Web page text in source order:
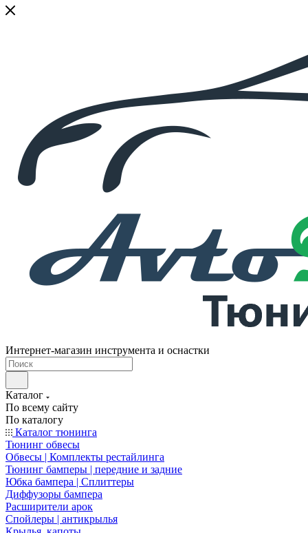
Интернет-магазин инструмента и оснастки
Каталог
По всему сайту
По каталогу
Каталог тюнинга
Тюнинг обвесы
Обвесы | Комплекты рестайлинга
Тюнинг бамперы | передние и задние
Юбка бампера | Сплиттеры
Диффузоры бампера
Расширители арок
Спойлеры | антикрылья